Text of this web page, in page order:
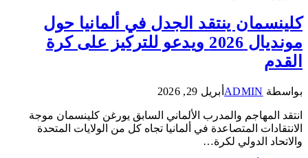
كلينسمان ينتقد الجدل في ألمانيا حول
مونديال 2026 ويدعو للتركيز على كرة
القدم
بواسطة ADMIN أبريل 29, 2026
انتقد المهاجم والمدرب الألماني السابق يورغن كلينسمان موجة
الانتقادات المتصاعدة في ألمانيا تجاه كل من الولايات المتحدة
والاتحاد الدولي لكرة…